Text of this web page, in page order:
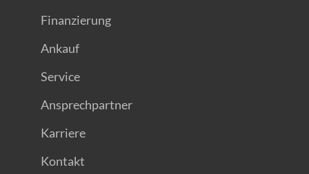
Finanzierung
Ankauf
Service
Ansprechpartner
Karriere
Kontakt